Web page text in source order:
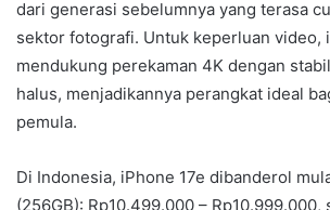
dari generasi sebelumnya yang terasa
sektor fotografi. Untuk keperluan video,
mendukung perekaman 4K dengan
halus, menjadikannya perangkat ideal
pemula.
Di Indonesia, iPhone 17e dibanderol
(256GB): Rp10.499.000 – Rp10.999.000,